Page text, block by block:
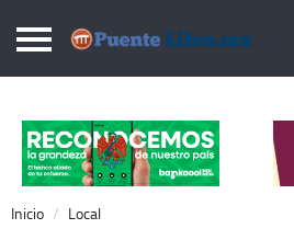
Puentelibre.mx
Local
Nacional
Opinión
Inicio Local